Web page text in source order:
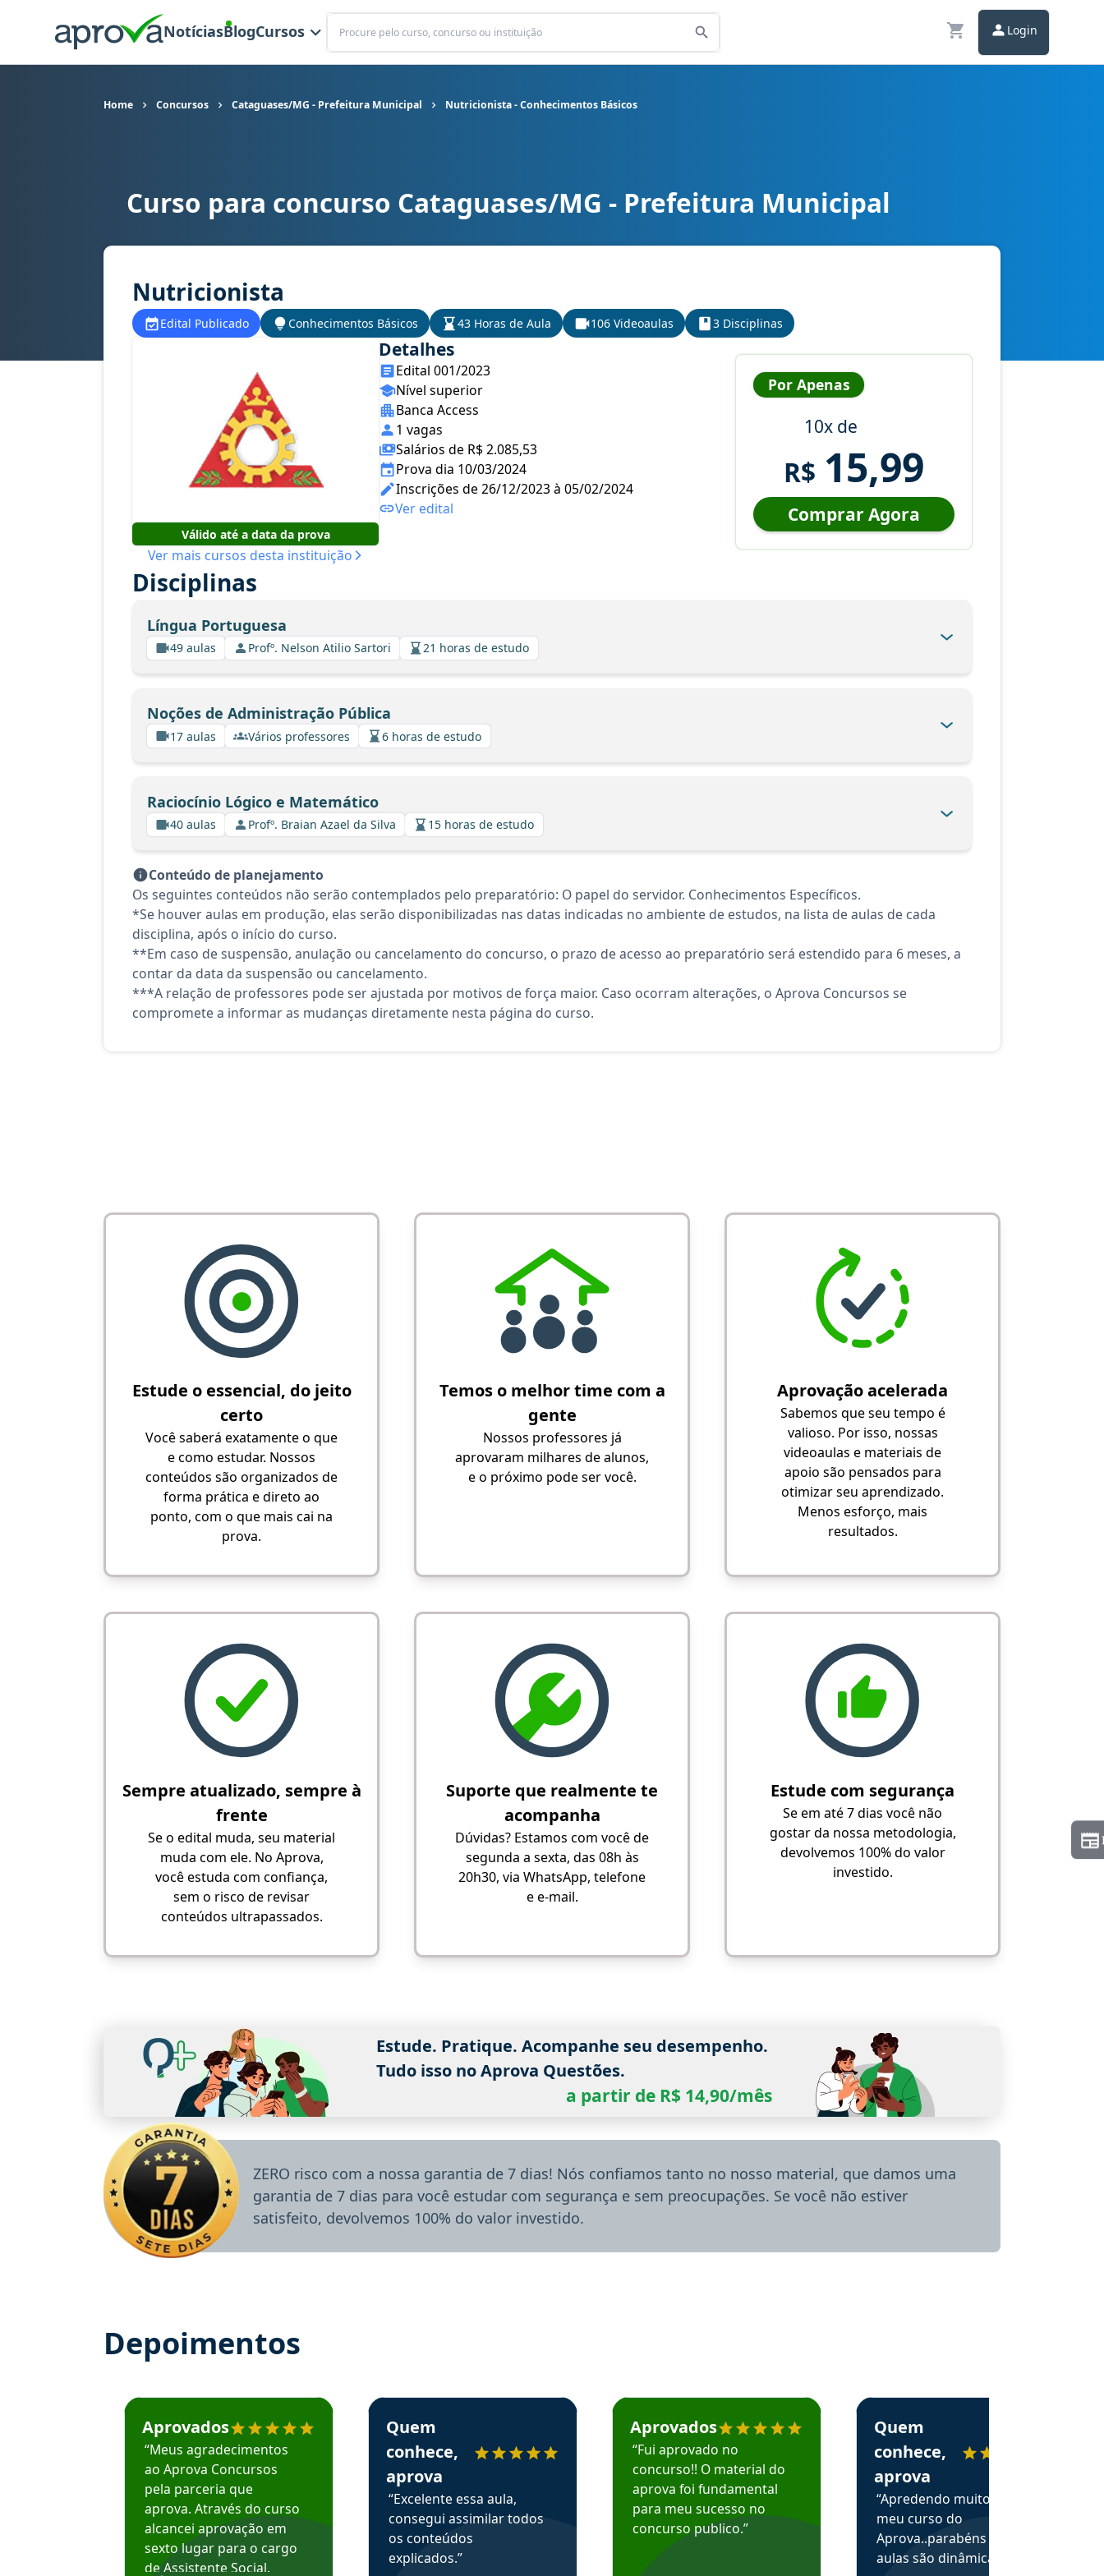
NotíciasBlogCursos
Buscar
Login
Home Concursos Cataguases/MG - Prefeitura Municipal Nutricionista - Conhecimentos Básicos
Curso para concurso Cataguases/MG - Prefeitura Municipal cargo Nutricionista - Conhecimentos Básicos
Curso para concurso Cataguases/MG - Prefeitura Municipal
Nutricionista
Edital Publicado Conhecimentos Básicos 43 Horas de Aula 106 Videoaulas 3 Disciplinas
Válido até a data da prova
Ver mais cursos desta instituição
Detalhes
Edital 001/2023
Nível superior
Banca Access
1 vagas
Salários de R$ 2.085,53
Prova dia 10/03/2024
Inscrições de 26/12/2023 à 05/02/2024
Ver edital
Por Apenas
10x de
R$ 15,99
Comprar Agora
Disciplinas
Língua Portuguesa
49 aulas Profº. Nelson Atilio Sartori 21 horas de estudo
Noções de Administração Pública
17 aulas Vários professores 6 horas de estudo
Raciocínio Lógico e Matemático
40 aulas Profº. Braian Azael da Silva 15 horas de estudo
Conteúdo de planejamento
Os seguintes conteúdos não serão contemplados pelo preparatório: O papel do servidor. Conhecimentos Específicos.
*Se houver aulas em produção, elas serão disponibilizadas nas datas indicadas no ambiente de estudos, na lista de aulas de cada
disciplina, após o início do curso.
**Em caso de suspensão, anulação ou cancelamento do concurso, o prazo de acesso ao preparatório será estendido para 6 meses, a
contar da data da suspensão ou cancelamento.
***A relação de professores pode ser ajustada por motivos de força maior. Caso ocorram alterações, o Aprova Concursos se
compromete a informar as mudanças diretamente nesta página do curso.
Estude o essencial, do jeito
certo
Você saberá exatamente o que
e como estudar. Nossos
conteúdos são organizados de
forma prática e direto ao
ponto, com o que mais cai na
prova.
Temos o melhor time com a
gente
Nossos professores já
aprovaram milhares de alunos,
e o próximo pode ser você.
Aprovação acelerada
Sabemos que seu tempo é
valioso. Por isso, nossas
videoaulas e materiais de
apoio são pensados para
otimizar seu aprendizado.
Menos esforço, mais
resultados.
Sempre atualizado, sempre à
frente
Se o edital muda, seu material
muda com ele. No Aprova,
você estuda com confiança,
sem o risco de revisar
conteúdos ultrapassados.
Suporte que realmente te
acompanha
Dúvidas? Estamos com você de
segunda a sexta, das 08h às
20h30, via WhatsApp, telefone
e e-mail.
Estude com segurança
Se em até 7 dias você não
gostar da nossa metodologia,
devolvemos 100% do valor
investido.
Estude. Pratique. Acompanhe seu desempenho.
Tudo isso no Aprova Questões.
a partir de R$ 14,90/mês
ZERO risco com a nossa garantia de 7 dias! Nós confiamos tanto no nosso material, que damos uma
garantia de 7 dias para você estudar com segurança e sem preocupações. Se você não estiver
satisfeito, devolvemos 100% do valor investido.
Depoimentos
Estudante José recomenda o Aprova Concursos em depoimento
Aprovados
“Meus agradecimentos
ao Aprova Concursos
pela parceria que
aprova. Através do curso
alcancei aprovação em
sexto lugar para o cargo
de Assistente Social.
Estudante Sergio recomenda o Aprova Concursos em depoimento
Quem
conhece,
aprova
“Excelente essa aula,
consegui assimilar todos
os conteúdos
explicados.”
Estudante Mário recomenda o Aprova Concursos em depoimento
Aprovados
“Fui aprovado no
concurso!! O material do
aprova foi fundamental
para meu sucesso no
concurso publico.”
Estudante Alessandra recomenda o Aprova
Quem
conhece,
aprova
“Apredendo muito no
meu curso do
Aprova..parabéns pelas
aulas são dinâmicas e